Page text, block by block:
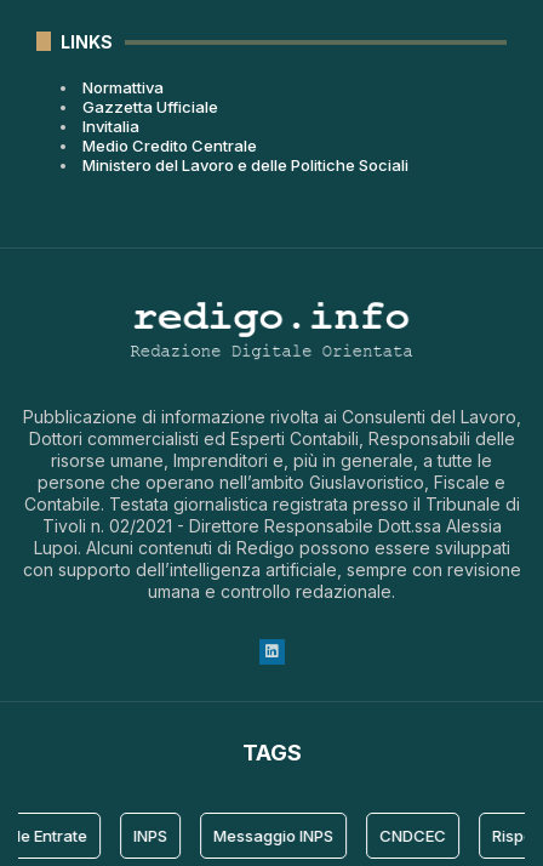
LINKS
Normattiva
Gazzetta Ufficiale
Invitalia
Medio Credito Centrale
Ministero del Lavoro e delle Politiche Sociali
Pubblicazione di informazione rivolta ai Consulenti del Lavoro,
Dottori commercialisti ed Esperti Contabili, Responsabili delle
risorse umane, Imprenditori e, più in generale, a tutte le
persone che operano nell’ambito Giuslavoristico, Fiscale e
Contabile. Testata giornalistica registrata presso il Tribunale di
Tivoli n. 02/2021 - Direttore Responsabile Dott.ssa Alessia
Lupoi. Alcuni contenuti di Redigo possono essere sviluppati
con supporto dell’intelligenza artificiale, sempre con revisione
umana e controllo redazionale.
TAGS
Entrate INPS Messaggio INPS CNDCEC Risposta